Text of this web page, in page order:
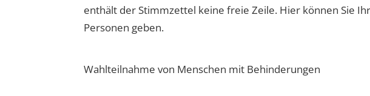
enthält der Stimmzettel keine freie Zeile. Hier können Sie
Personen geben.
Wahlteilnahme von Menschen mit Behinderungen